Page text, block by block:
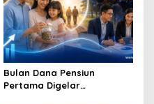
Bulan Dana Pensiun
Pertama Digelar